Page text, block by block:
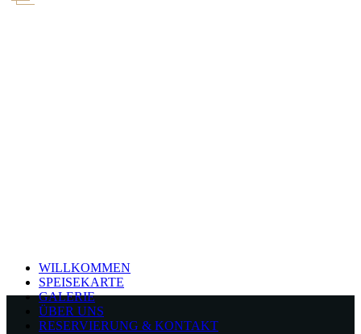
WILLKOMMEN
SPEISEKARTE
GALERIE
ÜBER UNS
RESERVIERUNG & KONTAKT